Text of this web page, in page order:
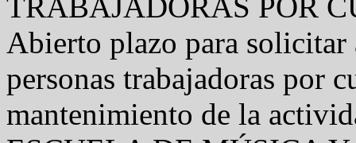
TRABAJADORAS POR
Abierto plazo para solicitar
personas trabajadoras por
mantenimiento de la